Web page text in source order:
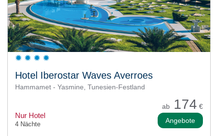
Hotel Iberostar Waves Averroes
Hammamet - Yasmine, Tunesien-Festland
ab 174 €
Nur Hotel
4 Nächte Angebote